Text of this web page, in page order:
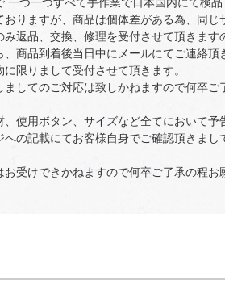
りますが、商品は個体差がある為、同
返品、交換、修理を受付させて頂きま
商品到着後当日中にメールにてご連絡
限りまして受付させて頂きます。
してのご対応は致しかねますので何卒ご
使用ボタン、サイズなど全てにおいて予
の記載にてお客様自身でご確認頂きま
お受けできかねますので何卒ご了承の程